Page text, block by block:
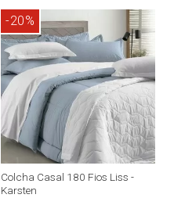
Compra rápida
-20%
Colcha Casal 180 Fios Liss -
Karsten